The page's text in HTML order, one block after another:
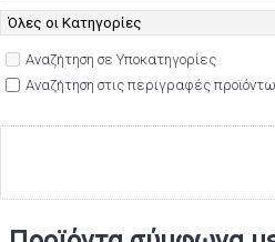
Αναζήτηση σε Υποκατηγορίες
Αναζήτηση στις περιγραφές